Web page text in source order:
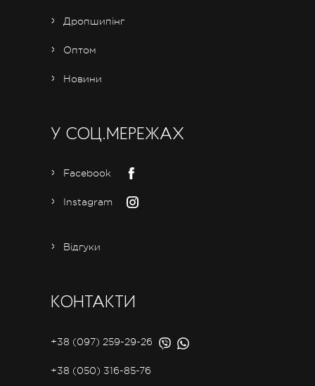
Дропшипінг
Оптом
Новини
У СОЦ.МЕРЕЖАХ
Facebook
Instagram
Відгуки
КОНТАКТИ
+38 (097) 259-29-26
+38 (050) 316-85-76